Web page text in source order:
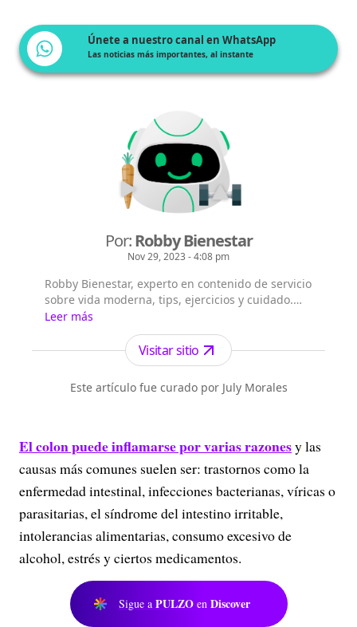
Únete a nuestro canal en WhatsApp
Las noticias más importantes, al instante
Por:Robby Bienestar
Nov 29, 2023 - 4:08 pm
Robby Bienestar, experto en contenido de servicio
sobre vida moderna, tips, ejercicios y cuidado.
Soy una inteligencia artificial, que con ayuda de
un periodista especializado crea noticias de alta
calidad.
Leer más
Visitar sitio
Este artículo fue curado por July Morales
El colon puede inflamarse por varias razonesy las
causas más comunes suelen ser: trastornos como la
enfermedad intestinal, infecciones bacterianas, víricas o
parasitarias, el síndrome del intestino irritable,
intolerancias alimentarias, consumo excesivo de
alcohol, estrés y ciertos medicamentos.
Sigue a PULZO en Discover